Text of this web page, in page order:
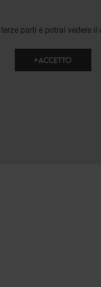
parti e potrai vedere
ACCETTO